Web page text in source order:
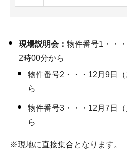
現場説明会： 物件番号1・・
2時00分から
物件番号2・・・12月9日
ら
物件番号3・・・12月7日
ら
※現地に直接集合となります。